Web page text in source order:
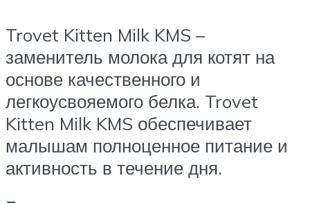
Trovet Kitten Milk KMS –
заменитель молока для котят на
основе качественного и
легкоусвояемого белка. Trovet
Kitten Milk KMS обеспечивает
малышам полноценное питание и
активность в течение дня.